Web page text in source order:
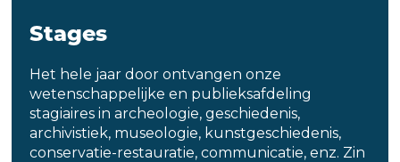
Stages
Het hele jaar door ontvangen onze
wetenschappelijke en publieksafdeling
stagiaires in archeologie, geschiedenis,
archivistiek, museologie, kunstgeschiedenis,
conservatie-restauratie, communicatie, enz. Zin